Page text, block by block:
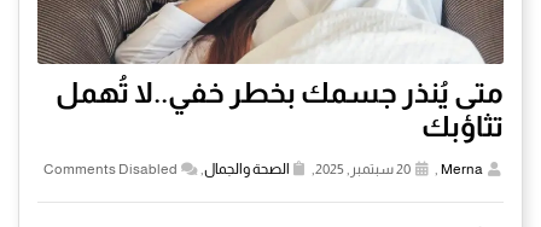
متى يُنذر جسمك بخطر خفي..لا تُهمل
تثاؤبك
Merna
, الصحة والجمال,
Comments Disabled